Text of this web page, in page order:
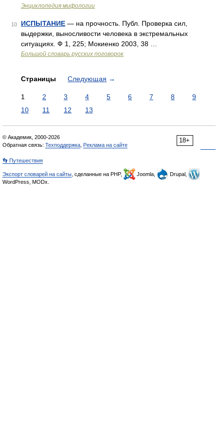
Энциклопедия мифологии
10 ИСПЫТАНИЕ — на прочность. Публ. Проверка сил,
выдержки, выносливости человека в экстремальных
ситуациях. Ф 1, 225; Мокиенко 2003, 38 …
Большой словарь русских поговорок
Страницы Следующая →
1 2 3 4 5 6 7 8
9
10
11 12 13
18+
© Академик, 2000-2026
Обратная связь: Техподдержка Реклама на сайте
👣 Путешествия
Экспорт словарей на сайты , сделанные на PHP, Joomla,
Drupal,
WordPress, MODx.